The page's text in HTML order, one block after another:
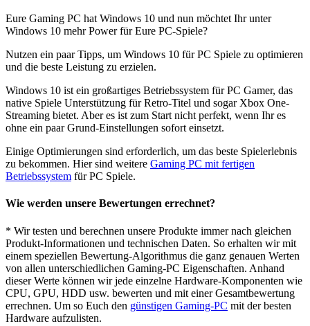
Eure Gaming PC hat Windows 10 und nun möchtet Ihr unter
Windows 10 mehr Power für Eure PC-Spiele?
Nutzen ein paar Tipps, um Windows 10 für PC Spiele zu optimieren
und die beste Leistung zu erzielen.
Windows 10 ist ein großartiges Betriebssystem für PC Gamer, das
native Spiele Unterstützung für Retro-Titel und sogar Xbox One-
Streaming bietet. Aber es ist zum Start nicht perfekt, wenn Ihr es
ohne ein paar Grund-Einstellungen sofort einsetzt.
Einige Optimierungen sind erforderlich, um das beste Spielerlebnis
zu bekommen. Hier sind weitere Gaming PC mit fertigen
Betriebssystem für PC Spiele.
Wie werden unsere Bewertungen errechnet?
* Wir testen und berechnen unsere Produkte immer nach gleichen
Produkt-Informationen und technischen Daten. So erhalten wir mit
einem speziellen Bewertung-Algorithmus die ganz genauen Werten
von allen unterschiedlichen Gaming-PC Eigenschaften. Anhand
dieser Werte können wir jede einzelne Hardware-Komponenten wie
CPU, GPU, HDD usw. bewerten und mit einer Gesamtbewertung
errechnen. Um so Euch den günstigen Gaming-PC mit der besten
Hardware aufzulisten.